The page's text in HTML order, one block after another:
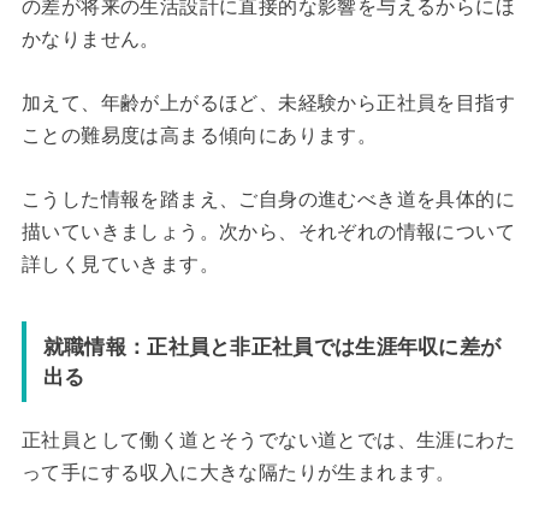
の差が将来の生活設計に直接的な影響を与えるからにほ
かなりません。
加えて、年齢が上がるほど、未経験から正社員を目指す
ことの難易度は高まる傾向にあります。
こうした情報を踏まえ、ご自身の進むべき道を具体的に
描いていきましょう。次から、それぞれの情報について
詳しく見ていきます。
就職情報：正社員と非正社員では生涯年収に差が
出る
正社員として働く道とそうでない道とでは、生涯にわた
って手にする収入に大きな隔たりが生まれます。